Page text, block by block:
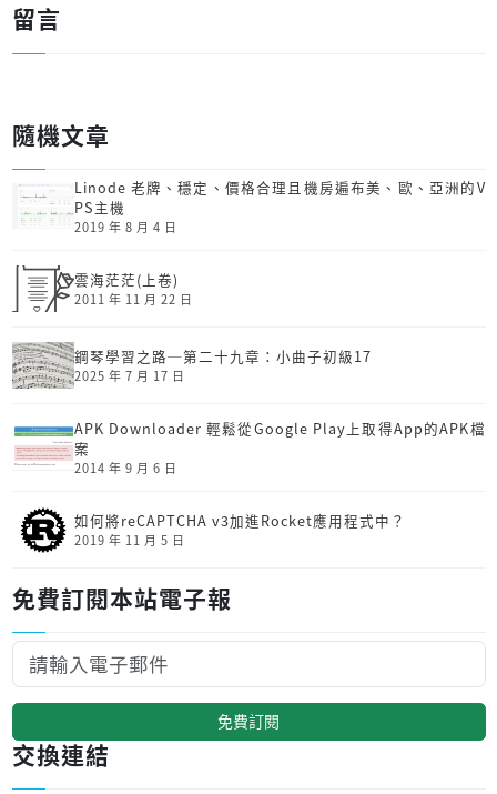
留言
隨機文章
Linode 老牌、穩定、價格合理且機房遍布美、歐、亞洲的V
PS主機
2019 年 8 月 4 日
雲海茫茫(上卷)
2011 年 11 月 22 日
鋼琴學習之路─第二十九章：小曲子初級17
2025 年 7 月 17 日
APK Downloader 輕鬆從Google Play上取得App的APK檔
案
2014 年 9 月 6 日
如何將reCAPTCHA v3加進Rocket應用程式中？
2019 年 11 月 5 日
免費訂閱本站電子報
免費訂閱
交換連結